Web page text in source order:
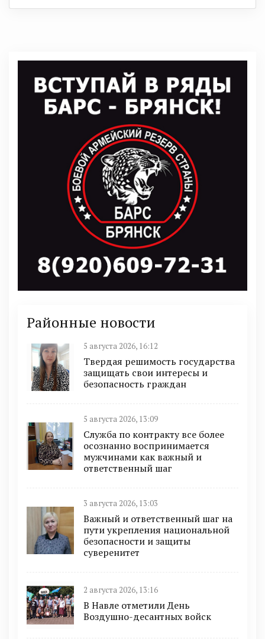
Районные новости
5 августа 2026, 16:12
Твердая решимость государства
защищать свои интересы и
безопасность граждан
5 августа 2026, 13:09
Служба по контракту все более
осознанно воспринимается
мужчинами как важный и
ответственный шаг
3 августа 2026, 13:03
Важный и ответственный шаг на
пути укрепления национальной
безопасности и защиты
суверенитет
2 августа 2026, 13:16
В Навле отметили День
Воздушно-десантных войск